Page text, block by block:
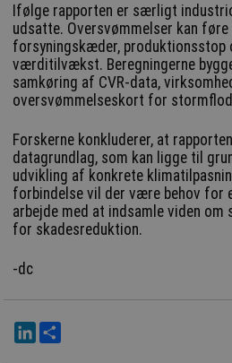
Ifølge rapporten er særligt
udsatte. Oversvømmelser kan
forsyningskæder, produktionsstop
værditilvækst. Beregningerne
samkøring af CVR-data,
oversvømmelseskort for
Forskerne konkluderer, at
datagrundlag, som kan ligge til
udvikling af konkrete
forbindelse vil der være behov for
arbejde med at indsamle viden om
for skadesreduktion.
-dc
LinkedIn